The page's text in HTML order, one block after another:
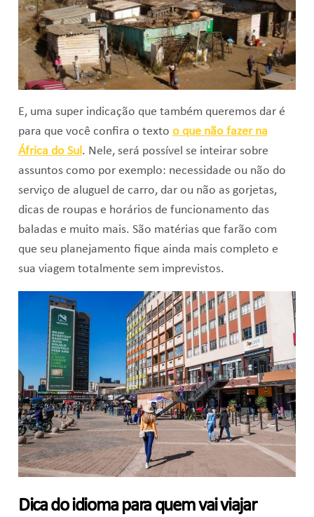
E, uma super indicação que também queremos dar é
para que você confira o texto o que não fazer na
África do Sul. Nele, será possível se inteirar sobre
assuntos como por exemplo: necessidade ou não do
serviço de aluguel de carro, dar ou não as gorjetas,
dicas de roupas e horários de funcionamento das
baladas e muito mais. São matérias que farão com
que seu planejamento fique ainda mais completo e
sua viagem totalmente sem imprevistos.
Dica do idioma para quem vai viajar